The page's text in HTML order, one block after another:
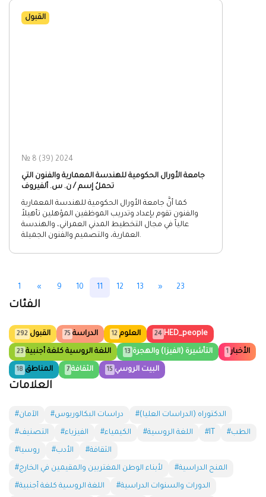
القبول
№ 8 (39) 2024
جامعة الأورال الحكومية للهندسة المعمارية والفنون التي
تحملُ إسم / ن. س. ألفيروف
كما أنَّ جامعة الأورال الحكومية للهندسة المعمارية
والفنون تقوم بإعداد وتدريب الموظفين المؤهلين تأهيلاً
عالياً في مجال التخطيط المدني العمراني، والهندسة
العمارية، والتصميم والفنون الجميلة.
1 « 9 10 11 12 13 » 23
الفئات
القبول 292 الدراسة 75 العلوم 12 HED_people
24
اللغة الروسية كلغة أجنبية 23 التأشيرة (الفيزا) والهجرة 13 الأخبار 1
المناطق 18 الثقافة 7 البيت الروسي 15
العلامات
#الآمان #دراسات البكالوريوس #الدكتوراه (الدراسات العليا)
#التصنيف #الفيزياء #الكيمياء #اللغة الروسية #IT #الطب
#روسيا #الأدب #الثقافة
#لأبناء الوطن المغتربين والمقيمين في الخارج #المنح الدراسية
#اللغة الروسية كلغة أجنبية #الدورات والسنوات الدراسية